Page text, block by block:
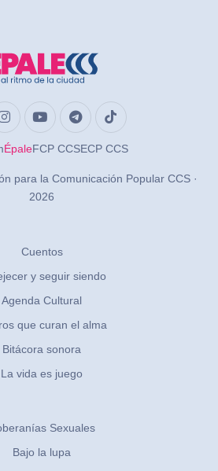
ÉpaleFCP CCSECP CCS
para la Comunicación Popular CCS ·
2026
Cuentos
y seguir siendo
Agenda Cultural
que curan el alma
Bitácora sonora
La vida es juego
Sexuales
Bajo la lupa